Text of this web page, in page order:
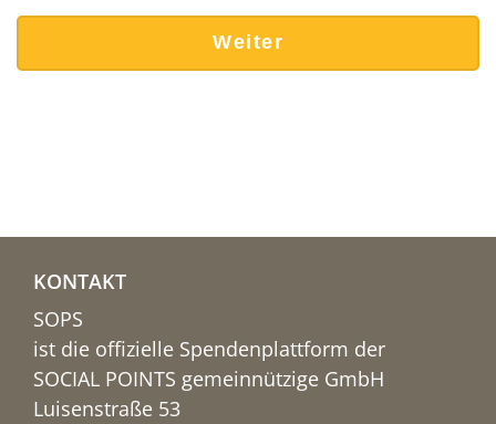
KONTAKT
SOPS
ist die offizielle Spendenplattform der
SOCIAL POINTS gemeinnützige GmbH
Luisenstraße 53